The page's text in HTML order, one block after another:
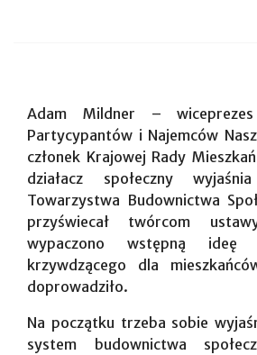
Adam Mildner – wiceprezes
Partycypantów i Najemców
członek Krajowej Rady
działacz społeczny
Towarzystwa Budownictwa
przyświecał twórcom
wypaczono wstępną
krzywdzącego dla
doprowadziło.
Na początku trzeba sobie
system budownictwa